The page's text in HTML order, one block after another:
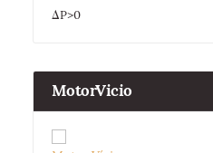
ΔP>0
MotorVicio